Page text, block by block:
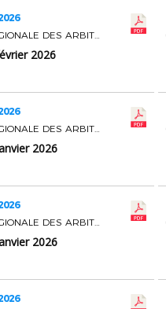
COMMISSION REGIONALE DES ARBITRES
2026
COMMISSION REGIONALE DES ARBITRES
2026
COMMISSION REGIONALE DES ARBITRES
2026